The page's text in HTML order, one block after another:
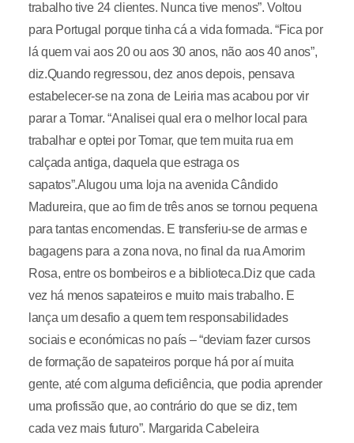
trabalho tive 24 clientes. Nunca tive menos”. Voltou
para Portugal porque tinha cá a vida formada. “Fica por
lá quem vai aos 20 ou aos 30 anos, não aos 40 anos”,
diz.Quando regressou, dez anos depois, pensava
estabelecer-se na zona de Leiria mas acabou por vir
parar a Tomar. “Analisei qual era o melhor local para
trabalhar e optei por Tomar, que tem muita rua em
calçada antiga, daquela que estraga os
sapatos”.Alugou uma loja na avenida Cândido
Madureira, que ao fim de três anos se tornou pequena
para tantas encomendas. E transferiu-se de armas e
bagagens para a zona nova, no final da rua Amorim
Rosa, entre os bombeiros e a biblioteca.Diz que cada
vez há menos sapateiros e muito mais trabalho. E
lança um desafio a quem tem responsabilidades
sociais e económicas no país – “deviam fazer cursos
de formação de sapateiros porque há por aí muita
gente, até com alguma deficiência, que podia aprender
uma profissão que, ao contrário do que se diz, tem
cada vez mais futuro”. Margarida Cabeleira